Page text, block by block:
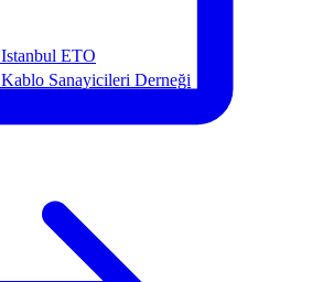
Istanbul ETO
Kablo Sanayicileri Derneği